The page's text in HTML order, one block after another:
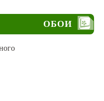
ОБОИ